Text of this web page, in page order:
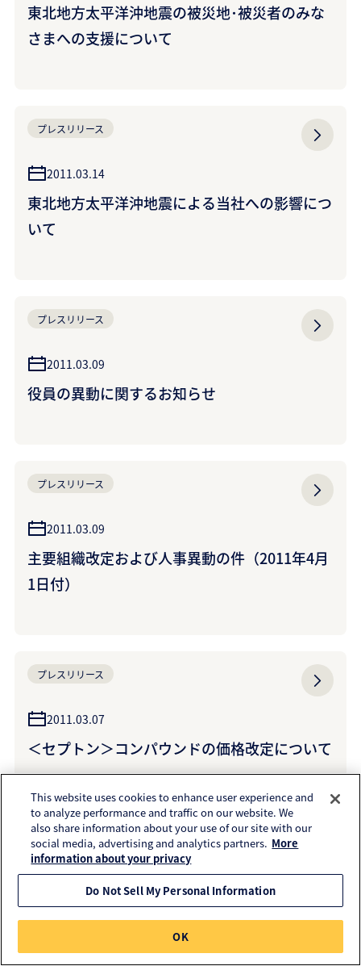
東北地方太平洋沖地震の被災地･被災者のみな
さまへの支援について
プレスリリース
2011.03.14
東北地方太平洋沖地震による当社への影響につ
いて
プレスリリース
2011.03.09
役員の異動に関するお知らせ
プレスリリース
2011.03.09
主要組織改定および人事異動の件（2011年4月
1日付）
プレスリリース
2011.03.07
＜セプトン＞コンパウンドの価格改定について
プレスリリース
2011.03.03
~床の防音性、衝撃緩和性を向上させる~多機能
床パネルシステム＜ユカパクト＞を共同開発~
This website uses cookies to enhance user experience and
to analyze performance and traffic on our website. We
also share information about your use of our site with our
social media, advertising and analytics partners. More
information about your privacy
Do Not Sell My Personal Information
OK